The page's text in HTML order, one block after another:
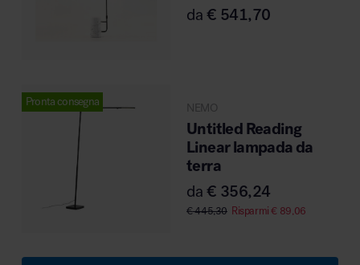
da€ 541,70
Pronta consegna NEMO
Untitled Reading
Linear lampada da
terra
da€ 356,24
€445,30 Risparmi€ 89,06